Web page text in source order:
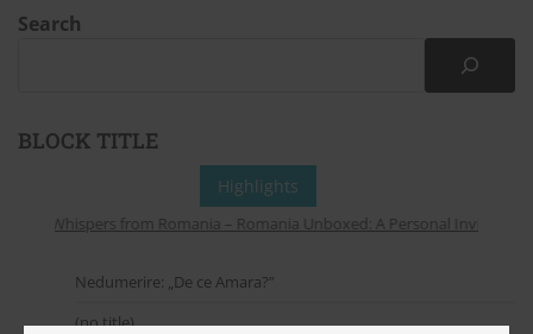
Search
BLOCK TITLE
Highlights
Whispers from Romania – Romania Unboxed: A Personal Invitation
Nedumerire: „De ce Amara?”
(no title)